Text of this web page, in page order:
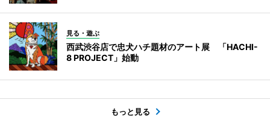
見る・遊ぶ
西武渋谷店で忠犬ハチ題材のアート展 「HACHI-
8 PROJECT」始動
もっと見る